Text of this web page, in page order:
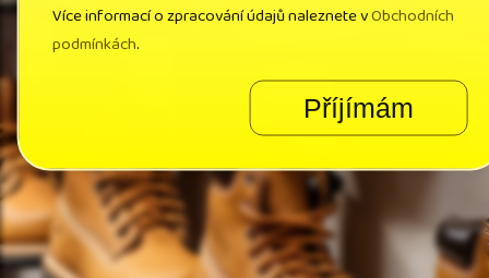
Více informací o zpracování údajů naleznete vObchodních
podmínkách.
Příjímám